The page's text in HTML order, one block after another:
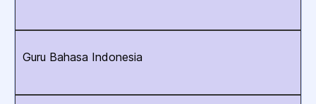
Guru Bahasa Indonesia